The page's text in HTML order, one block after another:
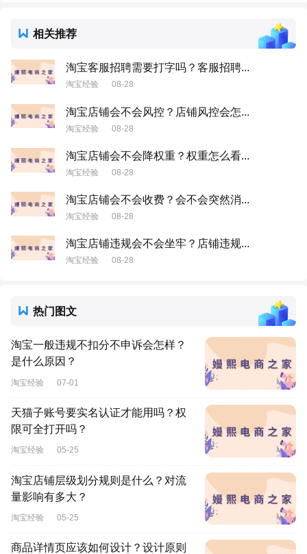
相关推荐
淘宝客服招聘需要打字吗？客服招聘...
淘宝经验 08-28
淘宝店铺会不会风控？店铺风控会怎...
淘宝经验 08-28
淘宝店铺会不会降权重？权重怎么看...
淘宝经验 08-28
淘宝店铺会不会收费？会不会突然消...
淘宝经验 08-28
淘宝店铺违规会不会坐牢？店铺违规...
淘宝经验 08-28
热门图文
淘宝一般违规不扣分不申诉会怎样？
是什么原因？
淘宝经验 07-01
天猫子账号要实名认证才能用吗？权
限可全打开吗？
淘宝经验 05-25
淘宝店铺层级划分规则是什么？对流
量影响有多大？
淘宝经验 05-25
商品详情页应该如何设计？设计原则